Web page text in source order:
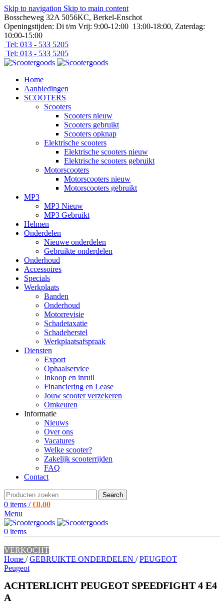
Skip to navigation Skip to main content
Bosscheweg 32A 5056KC, Berkel-Enschot
Openingstijden: Di t/m Vrij: 9:00-12:00 13:00-18:00, Zaterdag:
10:00-15:00
Tel: 013 - 533 5205
Tel: 013 - 533 5205
Home
Aanbiedingen
SCOOTERS
Scooters
Scooters nieuw
Scooters gebruikt
Scooters opknap
Elektrische scooters
Elektrische scooters nieuw
Elektrische scooters gebruikt
Motorscooters
Motorscooters nieuw
Motorscooters gebruikt
MP3
MP3 Nieuw
MP3 Gebruikt
Helmen
Onderdelen
Nieuwe onderdelen
Gebruikte onderdelen
Onderhoud
Accessoires
Specials
Werkplaats
Banden
Onderhoud
Motorrevisie
Schadetaxatie
Schadeherstel
Werkplaatsafspraak
Diensten
Export
Ophaalservice
Inkoop en inruil
Financiering en Lease
Jouw scooter verzekeren
Omkeuren
Informatie
Nieuws
Over ons
Vacatures
Welke scooter?
Zakelijk scooterrijden
FAQ
Contact
Search
0 items / €0,00
Menu
0 items
VERKOCHT
Home / GEBRUIKTE ONDERDELEN / PEUGEOT
Peugeot
ACHTERLICHT PEUGEOT SPEEDFIGHT 4 E4
A